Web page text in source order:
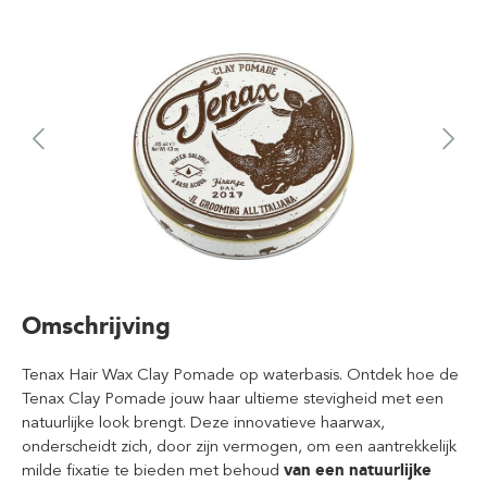
Omschrijving
Tenax Hair Wax Clay Pomade op waterbasis. Ontdek hoe de
Tenax Clay Pomade jouw haar ultieme stevigheid met een
natuurlijke look brengt. Deze innovatieve haarwax,
onderscheidt zich, door zijn vermogen, om een aantrekkelijk
milde fixatie te bieden met behoud van een natuurlijke